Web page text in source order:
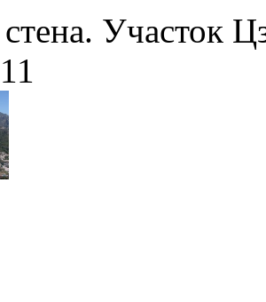
Участок